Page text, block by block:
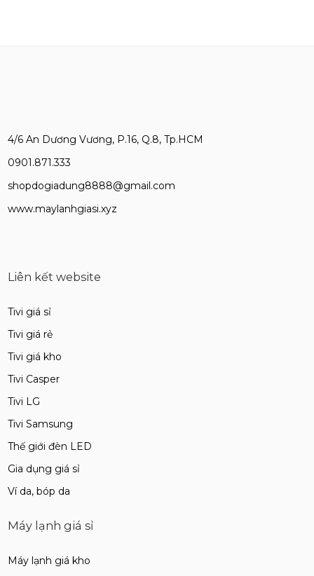
4/6 An Dương Vương, P.16, Q.8, Tp.HCM
0901.871.333
shopdogiadung8888@gmail.com
www.maylanhgiasi.xyz
Liên kết website
Tivi giá sỉ
Tivi giá rẻ
Tivi giá kho
Tivi Casper
Tivi LG
Tivi Samsung
Thế giới đèn LED
Gia dụng giá sỉ
Ví da, bóp da
Máy lạnh giá sỉ
Máy lạnh giá kho